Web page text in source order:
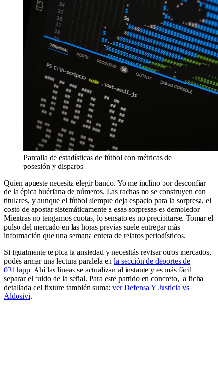
Pantalla de estadísticas de fútbol con métricas de
posesión y disparos
Quien apueste necesita elegir bando. Yo me inclino por desconfiar
de la épica huérfana de números. Las rachas no se construyen con
titulares, y aunque el fútbol siempre deja espacio para la sorpresa, el
costo de apostar sistemáticamente a esas sorpresas es demoledor.
Mientras no tengamos cuotas, lo sensato es no precipitarse. Tomar el
pulso del mercado en las horas previas suele entregar más
información que una semana entera de relatos periodísticos.
Si igualmente te pica la ansiedad y necesitás revisar otros mercados,
podés armar una lectura paralela en la sección de deportes de
0311app. Ahí las líneas se actualizan al instante y es más fácil
separar el ruido de la señal. Para este partido en concreto, la ficha
detallada del fixture también suma: ver Defensa Y Justicia vs
Aldosivi.